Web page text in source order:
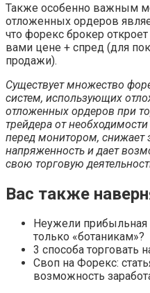
Также особенно важным
отложенных ордеров
что форекс брокер
вами цене + спред (для
продажи).
Существует множество
систем, использующих
отложенных ордеров при
трейдера от
перед монитором, снижает
напряженность и дает
свою торговую
Вас также
Неужели прибыльная
только «ботаникам»?
3 способа торговать
Своп на Форекс:
возможность